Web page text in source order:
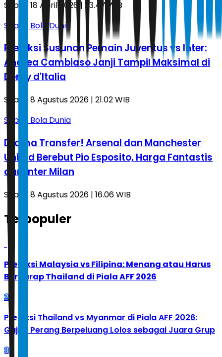
Sabtu, 18 April 2026 | 23.47 WIB
Sepak Bola Dunia
Prediksi Susunan Pemain Juventus vs Inter:
Andrea Cambiaso Janji Tampil Maksimal di
Derby d'Italia
Sabtu, 8 Agustus 2026 | 21.02 WIB
Sepak Bola Dunia
Drama Transfer! Arsenal dan Manchester
United Berebut Pio Esposito, Harga Fantastis
dari Inter Milan
Sabtu, 8 Agustus 2026 | 16.06 WIB
Terpopuler
Prediksi Malaysia vs Filipina: Menang atau Harus
Berharap Thailand di Piala AFF 2026
2
Prediksi Thailand vs Myanmar di Piala AFF 2026:
Gajah Perang Berpeluang Lolos sebagai Juara Grup
3